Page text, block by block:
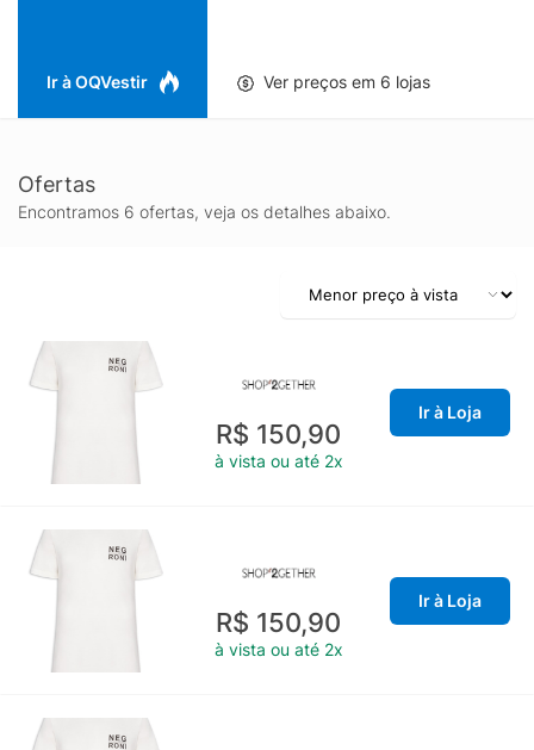
Ir à OQVestir Ver preços em 6 lojas
Ofertas
Encontramos 6 ofertas, veja os detalhes abaixo.
R$ 150,90
à vista ou até 2x
Ir à Loja
R$ 150,90
à vista ou até 2x
Ir à Loja